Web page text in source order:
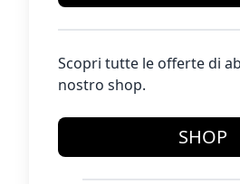
Scopri tutte le offerte di
nostro shop.
SHOP